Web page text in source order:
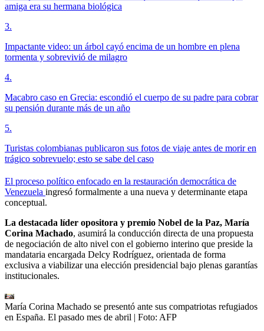
amiga era su hermana biológica
3.
Impactante video: un árbol cayó encima de un hombre en plena
tormenta y sobrevivió de milagro
4.
Macabro caso en Grecia: escondió el cuerpo de su padre para cobrar
su pensión durante más de un año
5.
Turistas colombianas publicaron sus fotos de viaje antes de morir en
trágico sobrevuelo; esto se sabe del caso
El proceso político enfocado en la restauración democrática de
Venezuela ingresó formalmente a una nueva y determinante etapa
conceptual.
La destacada líder opositora y premio Nobel de la Paz, María
Corina Machado, asumirá la conducción directa de una propuesta
de negociación de alto nivel con el gobierno interino que preside la
mandataria encargada Delcy Rodríguez, orientada de forma
exclusiva a viabilizar una elección presidencial bajo plenas garantías
institucionales.
María Corina Machado se presentó ante sus compatriotas refugiados
en España. El pasado mes de abril | Foto: AFP